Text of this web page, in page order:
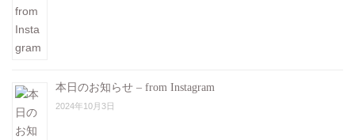
本日のお知らせ – from Instagram
2024年10月3日